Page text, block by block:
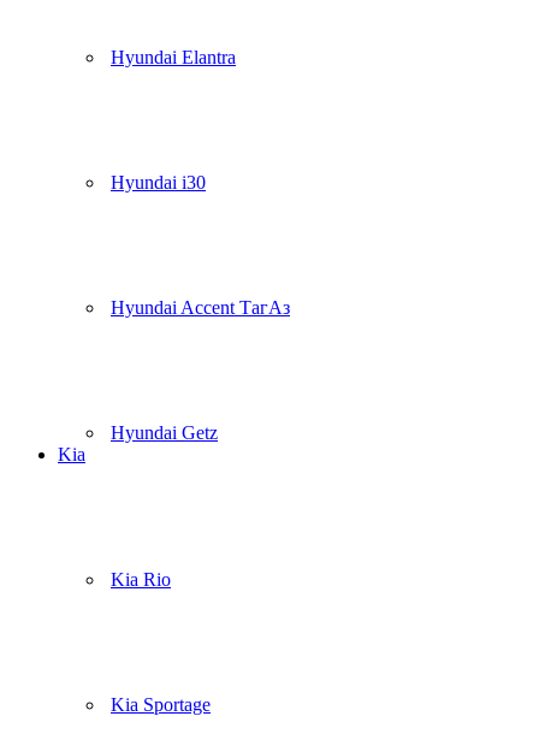
Hyundai Elantra
Hyundai i30
Hyundai Accent ТагАз
Hyundai Getz
Kia
Kia Rio
Kia Sportage